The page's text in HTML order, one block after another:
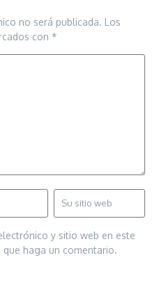
no será publicada. Los
con *
y sitio web en este
haga un comentario.